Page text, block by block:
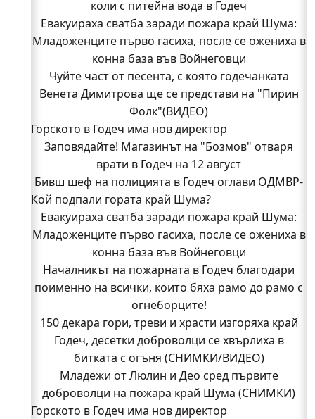
коли с питейна вода в Годеч
Евакуираха сватба заради пожара край Шума:
Младоженците първо гасиха, после се ожениха в
конна база във Войнеговци
Чуйте част от песента, с която годечанката
Венета Димитрова ще се представи на "Пирин
Фолк"(ВИДЕО)
Горското в Годеч има нов директор
Заповядайте! Магазинът на "Бозмов" отваря
врати в Годеч на 12 август
Бивш шеф на полицията в Годеч оглави ОДМВР-
Видин
Кой подпали гората край Шума?
Младежи от Люлин и Део сред първите
доброволци на пожара край Шума (СНИМКИ)
Началникът на пожарната в Годеч благодари
поименно на всички, които бяха рамо до рамо с
огнеборците!
150 декара гори, треви и храсти изгоряха край
Годеч, десетки доброволци се хвърлиха в
битката с огъня (СНИМКИ/ВИДЕО)
Полицията влиза в селата
Възможни са прекъсвания на тока утре в части
от община Годеч
Кой подпали гората край Шума?
Евакуираха сватба заради пожара край Шума:
Младоженците първо гасиха, после се ожениха в
конна база във Войнеговци
Началникът на пожарната в Годеч благодари
поименно на всички, които бяха рамо до рамо с
огнеборците!
150 декара гори, треви и храсти изгоряха край
Годеч, десетки доброволци се хвърлиха в
битката с огъня (СНИМКИ/ВИДЕО)
Младежи от Люлин и Део сред първите
доброволци на пожара край Шума (СНИМКИ)
Горското в Годеч има нов директор